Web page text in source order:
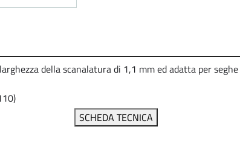
della scanalatura di 1,1 mm ed adatta per
SCHEDA TECNICA